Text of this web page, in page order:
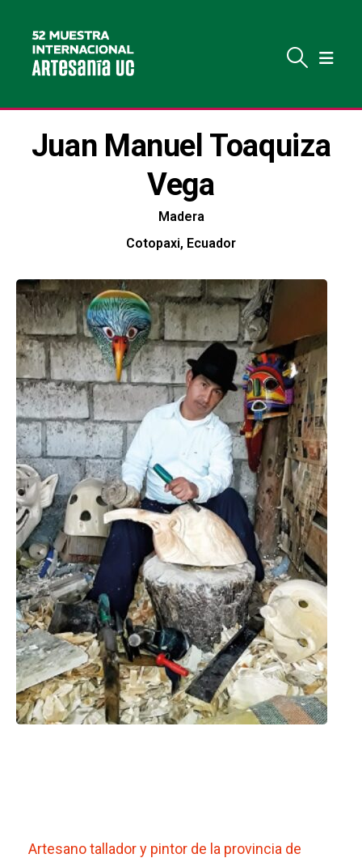
Juan Manuel Toaquiza
Vega
Madera
Cotopaxi, Ecuador
Artesano tallador y pintor de la provincia de